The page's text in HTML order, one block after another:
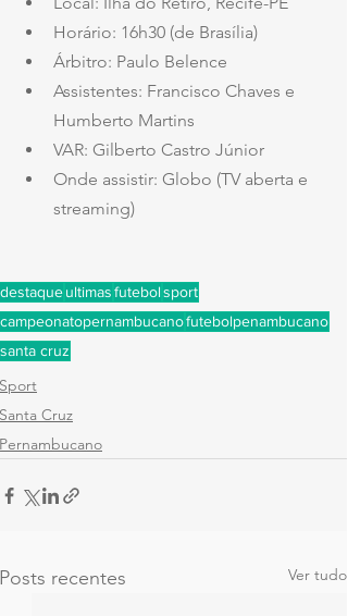
Horário: 16h30 (de Brasília)
Árbitro: Paulo Belence
Assistentes: Francisco Chaves e
Humberto Martins
VAR: Gilberto Castro Júnior
Onde assistir: Globo (TV aberta e
streaming)
destaqueultimasfutebolsport
campeonatopernambucanofutebolpenambucano
santa cruz
Sport
Santa Cruz
Pernambucano
Posts recentes Ver tudo